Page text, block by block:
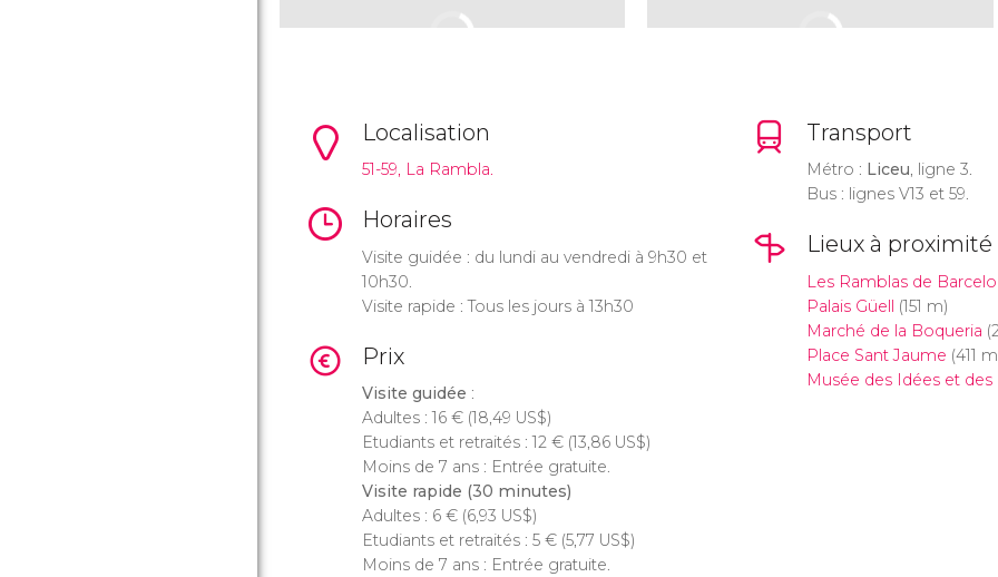
Localisation
51-59, La Rambla.
Horaires
Visite guidée : du lundi au vendredi à 9h30 et
10h30.
Visite rapide : Tous les jours à 13h30
Prix
Visite guidée :
Adultes : 16 € (18,49 US$)
Etudiants et retraités : 12 € (13,86 US$)
Moins de 7 ans : Entrée gratuite.
Visite rapide (30 minutes)
Adultes : 6 € (6,93 US$)
Etudiants et retraités : 5 € (5,77 US$)
Moins de 7 ans : Entrée gratuite.
Transport
Métro : Liceu, ligne 3.
Bus : lignes V13 et 59.
Lieux à proximité
Les Ramblas de
Palais Güell (151 m)
Marché de la Boqueria
Place Sant Jaume (411
Musée des Idées et